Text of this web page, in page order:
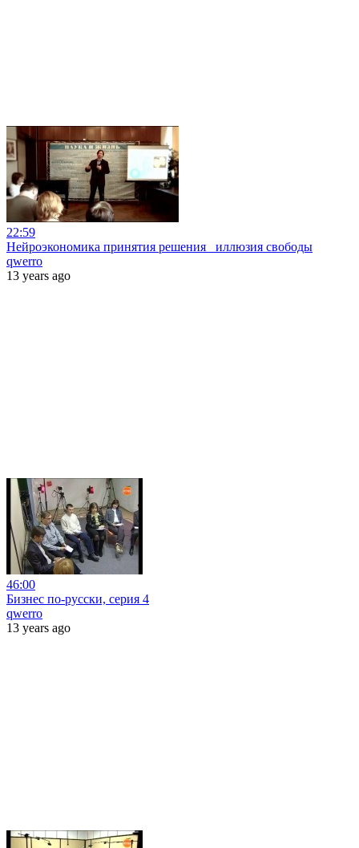
22:59
Нейроэкономика принятия решения_ иллюзия свободы
qwerro
13 years ago
46:00
Бизнес по-русски, серия 4
qwerro
13 years ago